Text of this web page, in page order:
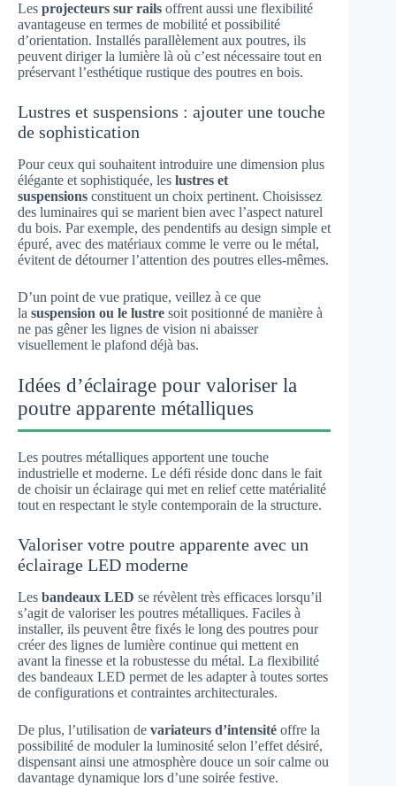
Les projecteurs sur rails offrent aussi une flexibilité
avantageuse en termes de mobilité et possibilité
d’orientation. Installés parallèlement aux poutres, ils
peuvent diriger la lumière là où c’est nécessaire tout en
préservant l’esthétique rustique des poutres en bois.
Lustres et suspensions : ajouter une touche
de sophistication
Pour ceux qui souhaitent introduire une dimension plus
élégante et sophistiquée, les lustres et
suspensions constituent un choix pertinent. Choisissez
des luminaires qui se marient bien avec l’aspect naturel
du bois. Par exemple, des pendentifs au design simple et
épuré, avec des matériaux comme le verre ou le métal,
évitent de détourner l’attention des poutres elles-mêmes.
D’un point de vue pratique, veillez à ce que
la suspension ou le lustre soit positionné de manière à
ne pas gêner les lignes de vision ni abaisser
visuellement le plafond déjà bas.
Idées d’éclairage pour valoriser la
poutre apparente métalliques
Les poutres métalliques apportent une touche
industrielle et moderne. Le défi réside donc dans le fait
de choisir un éclairage qui met en relief cette matérialité
tout en respectant le style contemporain de la structure.
Valoriser votre poutre apparente avec un
éclairage LED moderne
Les bandeaux LED se révèlent très efficaces lorsqu’il
s’agit de valoriser les poutres métalliques. Faciles à
installer, ils peuvent être fixés le long des poutres pour
créer des lignes de lumière continue qui mettent en
avant la finesse et la robustesse du métal. La flexibilité
des bandeaux LED permet de les adapter à toutes sortes
de configurations et contraintes architecturales.
De plus, l’utilisation de variateurs d’intensité offre la
possibilité de moduler la luminosité selon l’effet désiré,
dispensant ainsi une atmosphère douce un soir calme ou
davantage dynamique lors d’une soirée festive.